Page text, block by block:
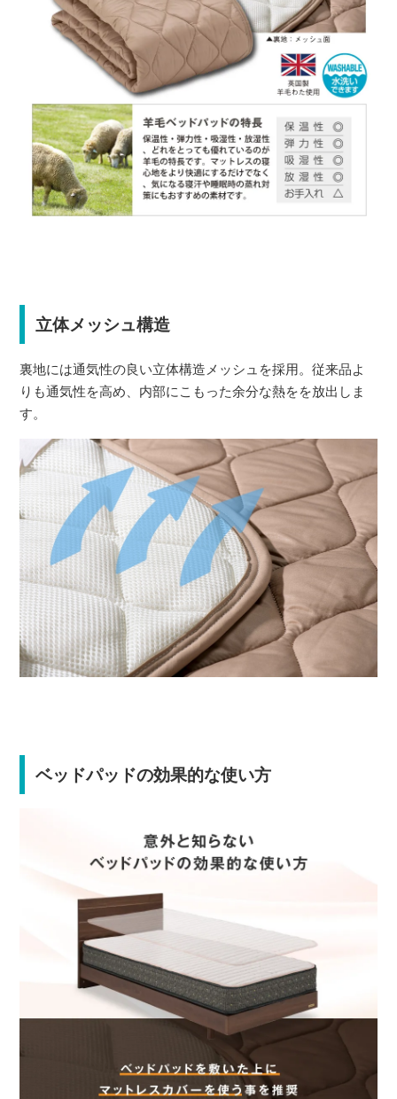
立体メッシュ構造
裏地には通気性の良い立体構造メッシュを採用。従来品よ
りも通気性を高め、内部にこもった余分な熱をを放出しま
す。
ベッドパッドの効果的な使い方